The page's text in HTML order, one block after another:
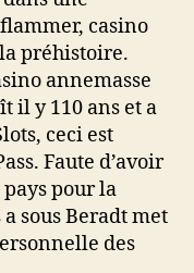
casino
préhistoire.
annemasse
il y 110 ans et a
ceci est
Faute d’avoir
pour la
sous Beradt met
des